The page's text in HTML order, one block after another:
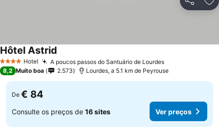
Partilhar
4 EstrelasHotel A poucos passos do Santuário de Lourdes
Hôtel Astrid
8,2 Muito boa 2.573 Lourdes, a 5.1 km de Peyrouse
De € 84
Consulte os preços de 16 sites Ver preços